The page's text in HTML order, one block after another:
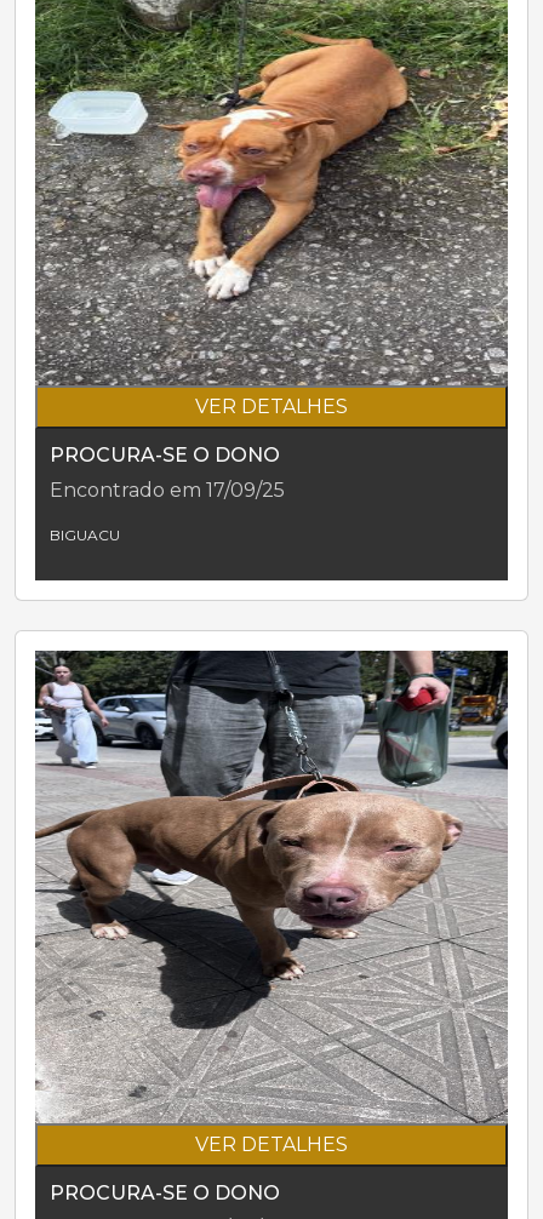
VER DETALHES
PROCURA-SE O DONO
Encontrado em 17/09/25
BIGUACU
VER DETALHES
PROCURA-SE O DONO